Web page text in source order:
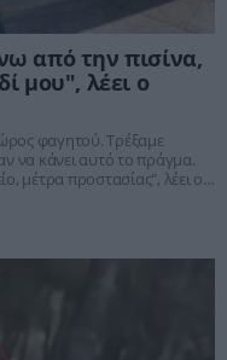
από την πισίνα,
μου", λέει ο
φαγητού. Τρέξαμε
να κάνει αυτό το πράγμα.
μέτρα προστασίας", λέει ο